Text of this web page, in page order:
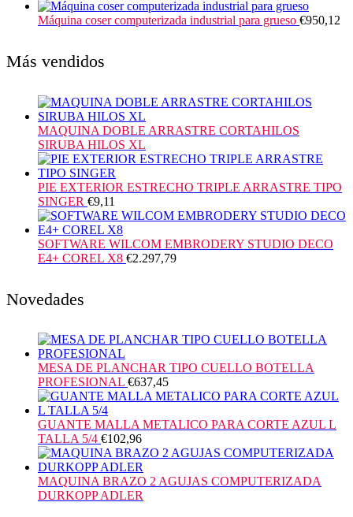
Máquina coser computerizada industrial para grueso €950,12
Más vendidos
MAQUINA DOBLE ARRASTRE CORTAHILOS
SIRUBA HILOS XL
PIE EXTERIOR ESTRECHO TRIPLE ARRASTRE TIPO
SINGER €9,11
SOFTWARE WILCOM EMBRODERY STUDIO DECO
E4+ COREL X8 €2.297,79
Novedades
MESA DE PLANCHAR TIPO CUELLO BOTELLA
PROFESIONAL €637,45
GUANTE MALLA METALICO PARA CORTE AZUL L
TALLA 5/4 €102,96
MAQUINA BRAZO 2 AGUJAS COMPUTERIZADA
DURKOPP ADLER